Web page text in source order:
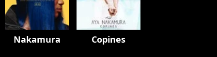
Nakamura Copines